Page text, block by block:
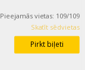
Pieejamās vietas: 109/109
Skatīt sēdvietas
Pirkt biļeti